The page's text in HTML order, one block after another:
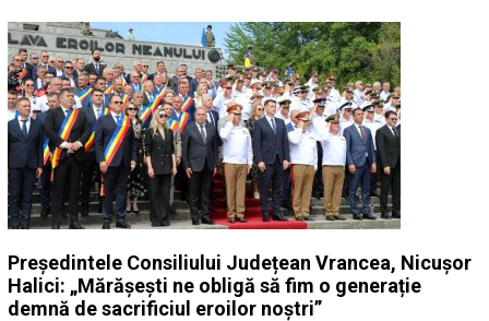
Președintele Consiliului Județean Vrancea, Nicușor
Halici: „Mărășești ne obligă să fim o generație
demnă de sacrificiul eroilor noștri”